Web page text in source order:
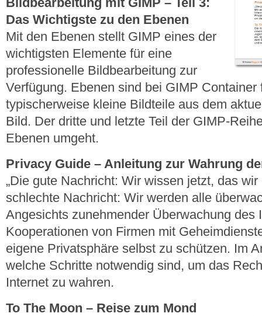
Das Wichtigste zu den Ebenen
Mit den Ebenen stellt GIMP eines der
wichtigsten Elemente für eine
professionelle Bildbearbeitung zur
Verfügung. Ebenen sind bei GIMP Container
typischerweise kleine Bildteile aus dem
Bild. Der dritte und letzte Teil der GIMP-
Ebenen umgeht.
Privacy Guide – Anleitung zur Wahrung
„Die gute Nachricht: Wir wissen jetzt, das
schlechte Nachricht: Wir werden alle
Angesichts zunehmender Überwachung des
Kooperationen von Firmen mit
eigene Privatsphäre selbst zu schützen. Im
welche Schritte notwendig sind, um das
Internet zu wahren.
To The Moon – Reise zum Mond